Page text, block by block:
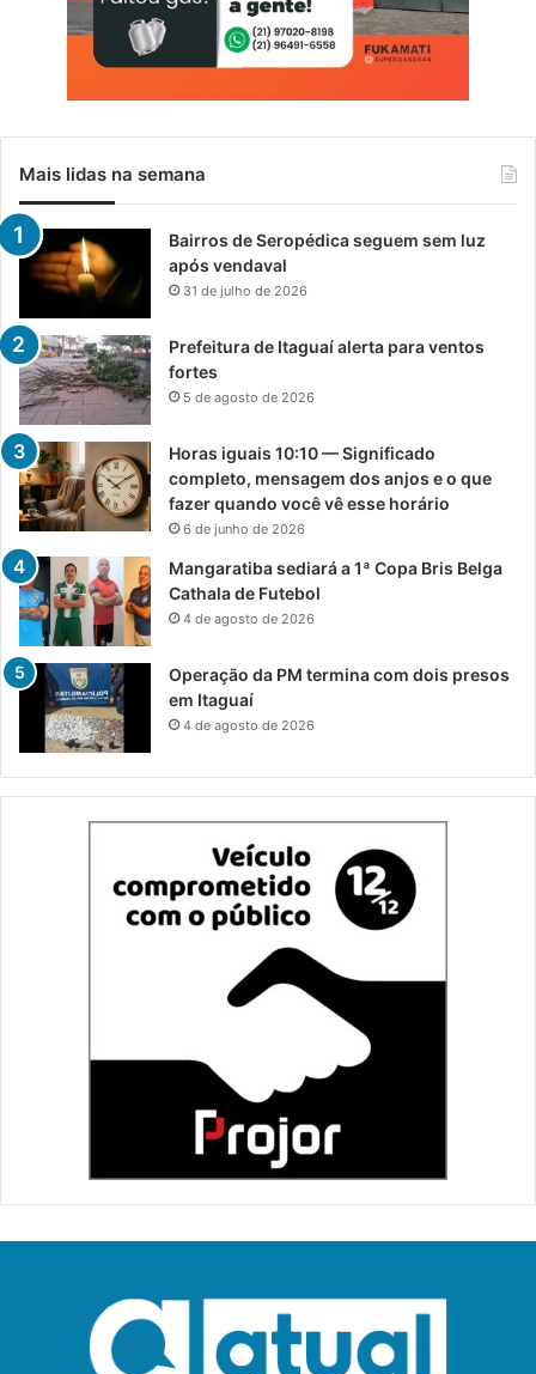
Mais lidas na semana
Bairros de Seropédica seguem sem luz
após vendaval
31 de julho de 2026
Prefeitura de Itaguaí alerta para ventos
fortes
5 de agosto de 2026
Horas iguais 10:10 — Significado
completo, mensagem dos anjos e o que
fazer quando você vê esse horário
6 de junho de 2026
Mangaratiba sediará a 1ª Copa Bris Belga
Cathala de Futebol
4 de agosto de 2026
Operação da PM termina com dois presos
em Itaguaí
4 de agosto de 2026